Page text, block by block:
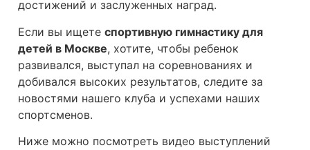
достижений и заслуженных наград.
Если вы ищете спортивную гимнастику для
детей в Москве, хотите, чтобы ребенок
развивался, выступал на соревнованиях и
добивался высоких результатов, следите за
новостями нашего клуба и успехами наших
спортсменов.
Ниже можно посмотреть видео выступлений